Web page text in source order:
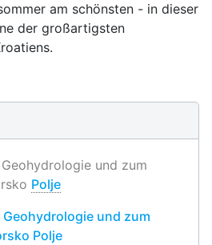
am schönsten - in dieser
der großartigsten
und zum
Polje
und zum
Polje